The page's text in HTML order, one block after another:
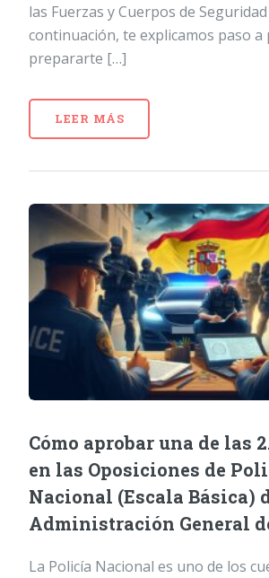
las Fuerzas y Cuerpos de
continuación, te explicamos paso a
prepararte […]
LEER MÁS
Cómo aprobar una de las
en las Oposiciones de
Nacional (Escala Básica)
Administración General
La Policía Nacional es uno de los